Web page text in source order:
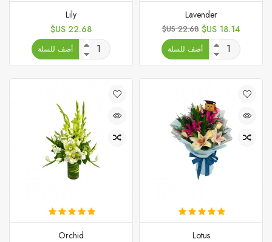
Lavender
السعر
18.14 US$
السعر
الأساسي
22.68 US$
أضف للسلة
Lily
السعر
22.68 US$
أضف للسلة
Lotus
Orchid